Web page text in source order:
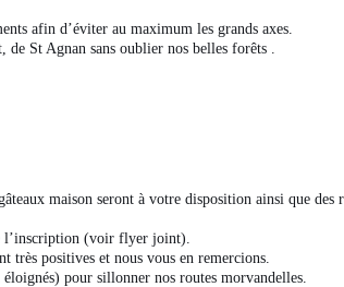
afin d’éviter au maximum les grands axes.
de St Agnan sans oublier nos belles forêts .
maison seront à votre disposition ainsi que des
l’inscription (voir flyer joint).
très positives et nous vous en remercions.
pour sillonner nos routes morvandelles.